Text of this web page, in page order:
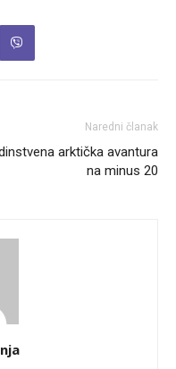
Naredni članak
arktička avantura
na minus 20